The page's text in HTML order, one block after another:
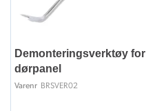
Demonteringsverktøy for
dørpanel
Varenr BRSVER02